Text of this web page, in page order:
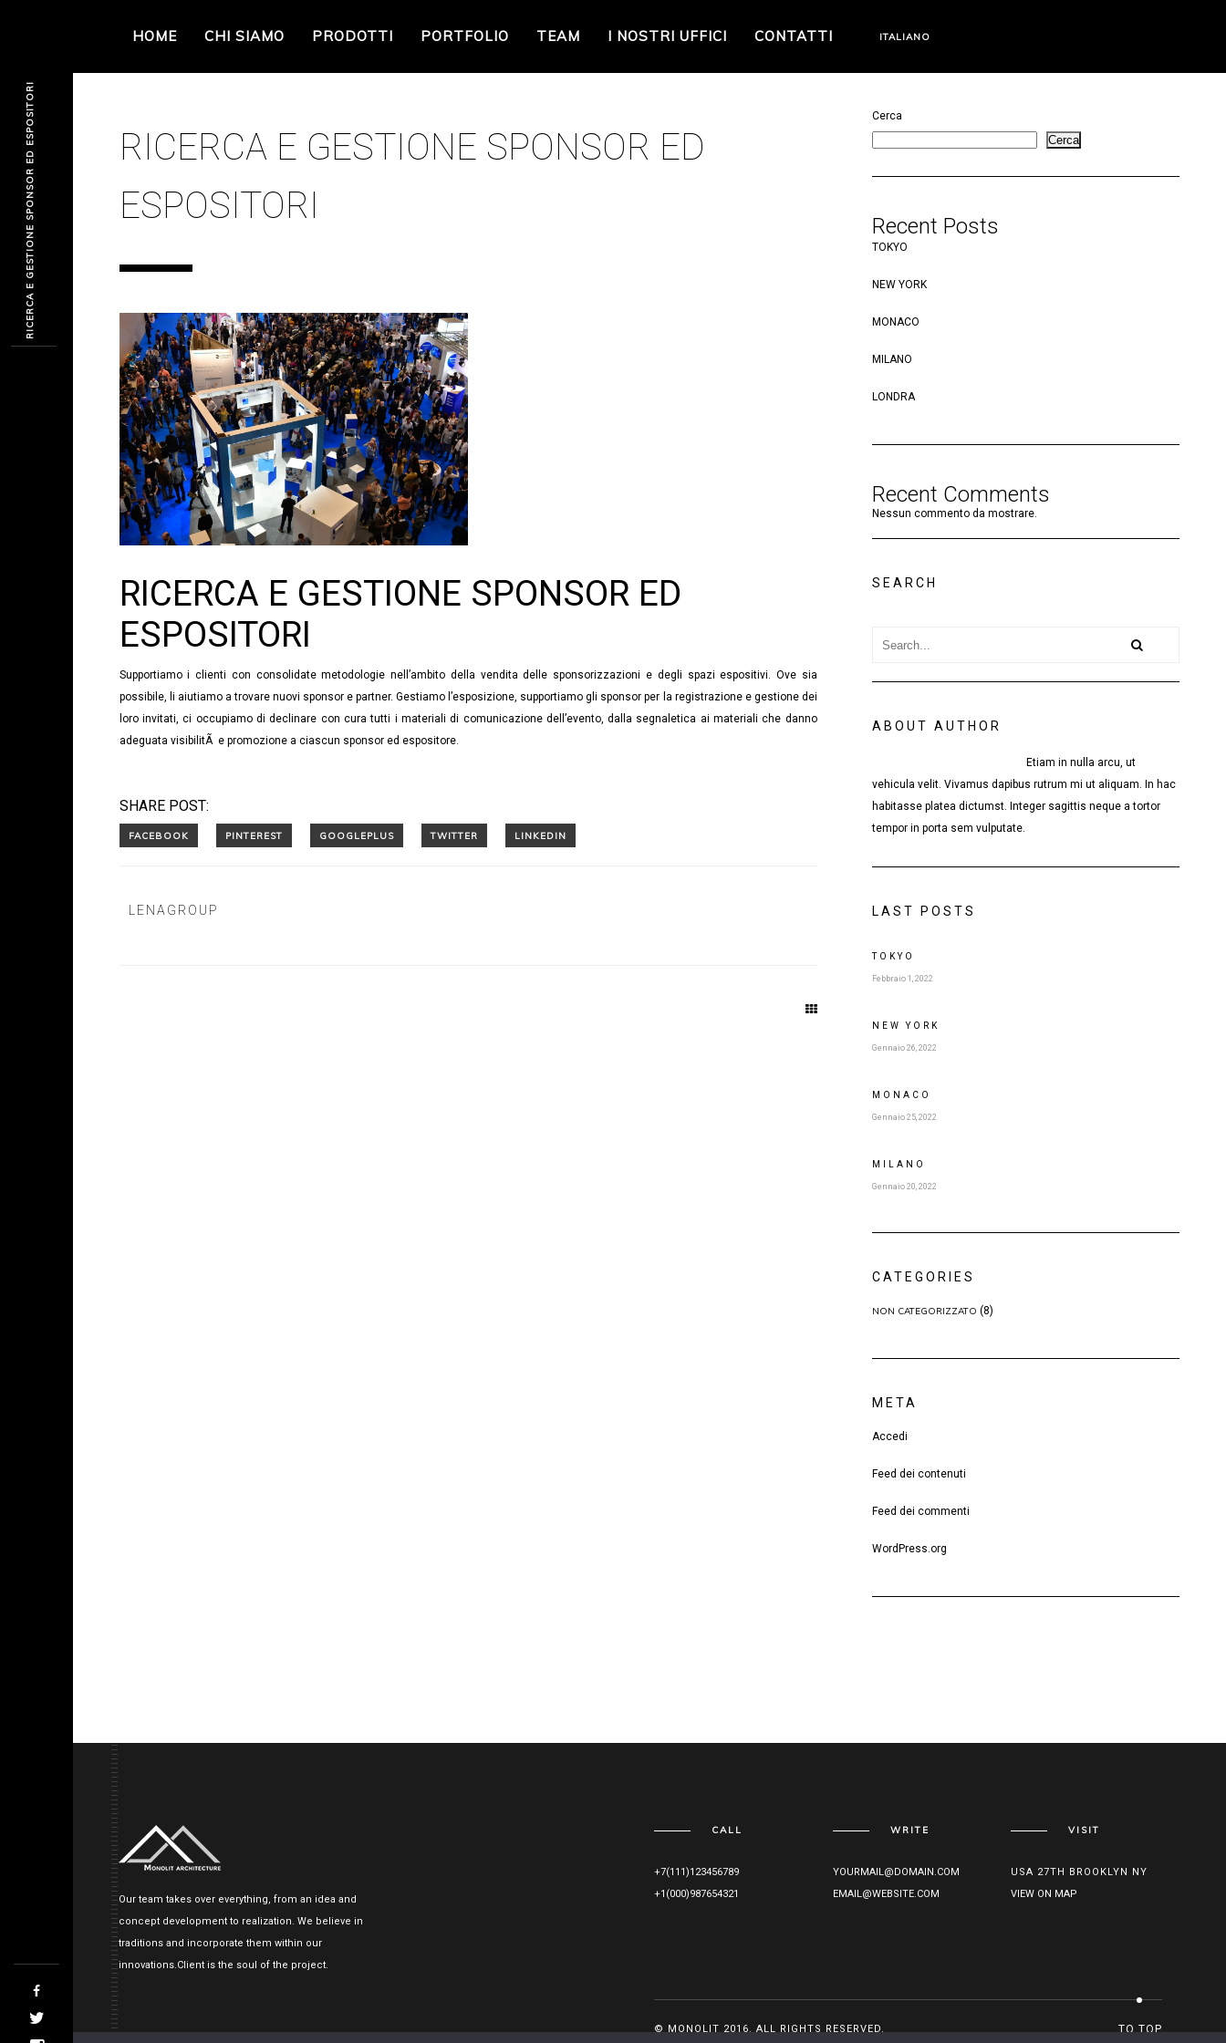
HOME CHI SIAMO PRODOTTI PORTFOLIO TEAM I NOSTRI UFFICI CONTATTI ITALIANO
RICERCA E GESTIONE SPONSOR ED
ESPOSITORI
RICERCA E GESTIONE SPONSOR ED
ESPOSITORI
Supportiamo i clienti con consolidate metodologie nell’ambito della vendita delle sponsorizzazioni e degli spazi espositivi. Ove sia
possibile, li aiutiamo a trovare nuovi sponsor e partner. Gestiamo l’esposizione, supportiamo gli sponsor per la registrazione e gestione dei
loro invitati, ci occupiamo di declinare con cura tutti i materiali di comunicazione dell’evento, dalla segnaletica ai materiali che danno
adeguata visibilitÃ e promozione a ciascun sponsor ed espositore.
SHARE POST:
LENAGROUP
Cerca
Cerca
Recent Posts
TOKYO
NEW YORK
MONACO
MILANO
LONDRA
Recent Comments
Nessun commento da mostrare.
SEARCH
ABOUT AUTHOR
Etiam in nulla arcu, ut
vehicula velit. Vivamus dapibus rutrum mi ut aliquam. In hac
habitasse platea dictumst. Integer sagittis neque a tortor
tempor in porta sem vulputate.
LAST POSTS
TOKYO
Febbraio 1, 2022
NEW YORK
Gennaio 26, 2022
MONACO
Gennaio 25, 2022
MILANO
Gennaio 20, 2022
CATEGORIES
NON CATEGORIZZATO (8)
META
Accedi
Feed dei contenuti
Feed dei commenti
WordPress.org
Our team takes over everything, from an idea and
concept development to realization. We believe in
traditions and incorporate them within our
innovations.Client is the soul of the project.
CALL
+7(111)123456789
+1(000)987654321
WRITE
YOURMAIL@DOMAIN.COM
EMAIL@WEBSITE.COM
VISIT
USA 27TH BROOKLYN NY
VIEW ON MAP
© MONOLIT 2016. ALL RIGHTS RESERVED. TO TOP
RICERCA E GESTIONE SPONSOR ED ESPOSITORI